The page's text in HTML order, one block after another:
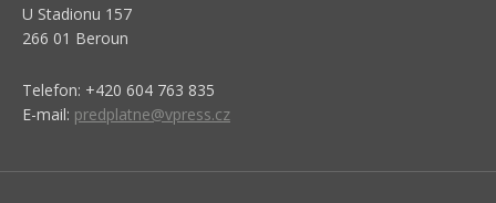
U Stadionu 157
266 01 Beroun
Telefon: +420 604 763 835
E-mail: predplatne@vpress.cz